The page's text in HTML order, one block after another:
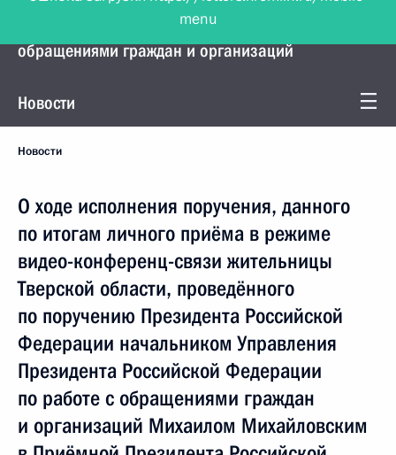
Управление Президента по работе с
обращениями граждан и организаций
Новости
Новости
О ходе исполнения поручения, данного
по итогам личного приёма в режиме
видео-конференц-связи жительницы
Тверской области, проведённого
по поручению Президента Российской
Федерации начальником Управления
Президента Российской Федерации
по работе с обращениями граждан
и организаций Михаилом Михайловским
menu